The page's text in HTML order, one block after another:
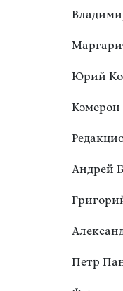
Юрий
Кэмерон
Андрей
Петр